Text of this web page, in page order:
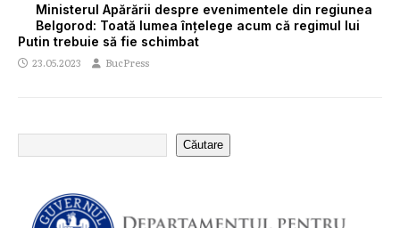
Ministerul Apărării despre evenimentele din regiunea
Belgorod: Toată lumea înțelege acum că regimul lui
Putin trebuie să fie schimbat
23.05.2023 BucPress
Căutare